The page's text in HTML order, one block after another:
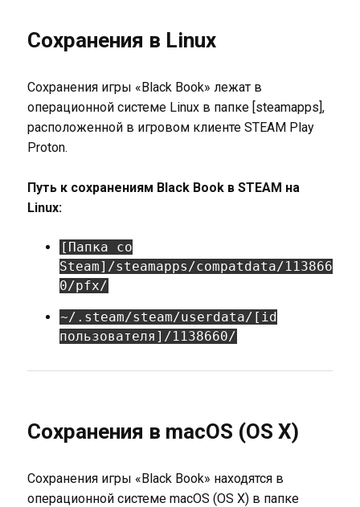
Сохранения в Linux
Сохранения игры «Black Book» лежат в
операционной системе Linux в папке [steamapps],
расположенной в игровом клиенте STEAM Play
Proton.
Путь к сохранениям Black Book в STEAM на
Linux:
[Папка со
Steam]/steamapps/compatdata/113866
0/pfx/
~/.steam/steam/userdata/[id
пользователя]/1138660/
Сохранения в macOS (OS X)
Сохранения игры «Black Book» находятся в
операционной системе macOS (OS X) в папке